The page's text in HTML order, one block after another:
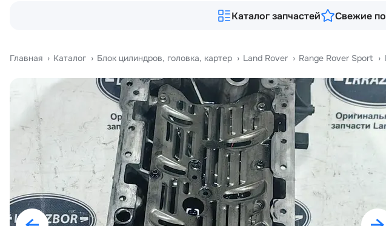
Каталог запчастей Свежие
Главная › Катало › Блок цилиндров, головка, картер › Land Rover › Range Rover Sport ›